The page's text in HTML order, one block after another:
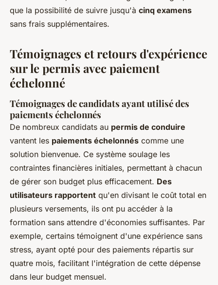
que la possibilité de suivre jusqu'à cinq examens
sans frais supplémentaires.
Témoignages et retours d'expérience
sur le permis avec paiement
échelonné
Témoignages de candidats ayant utilisé des
paiements échelonnés
De nombreux candidats au permis de conduire
vantent les paiements échelonnés comme une
solution bienvenue. Ce système soulage les
contraintes financières initiales, permettant à chacun
de gérer son budget plus efficacement. Des
utilisateurs rapportent qu'en divisant le coût total en
plusieurs versements, ils ont pu accéder à la
formation sans attendre d'économies suffisantes. Par
exemple, certains témoignent d'une expérience sans
stress, ayant opté pour des paiements répartis sur
quatre mois, facilitant l'intégration de cette dépense
dans leur budget mensuel.